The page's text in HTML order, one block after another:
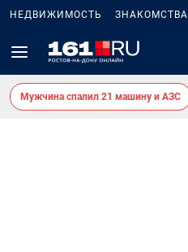
НЕДВИЖИМОСТЬ ЗНАКОМСТВА
Мужчина спалил 21 машину и АЗС